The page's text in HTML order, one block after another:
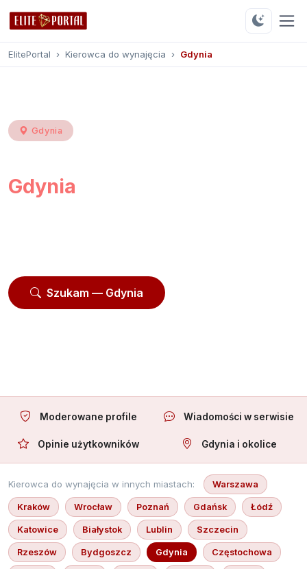
ElitePortal › Kierowca do wynajęcia › Gdynia
Gdynia
Gdynia
Szukam — Gdynia
Moderowane profile Wiadomości w serwisie
Opinie użytkowników Gdynia i okolice
Kierowca do wynajęcia w innych miastach: Warszawa
Kraków Wrocław Poznań Gdańsk Łódź
Katowice Białystok Lublin Szczecin
Rzeszów Bydgoszcz Gdynia Częstochowa